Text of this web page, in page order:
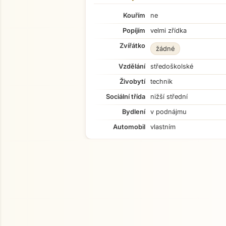
Kouřím
ne
Popíjím
velmi zřídka
Zvířátko
žádné
Vzdělání
středoškolské
Živobytí
technik
Sociální třída
nižší střední
Bydlení
v podnájmu
Automobil
vlastním